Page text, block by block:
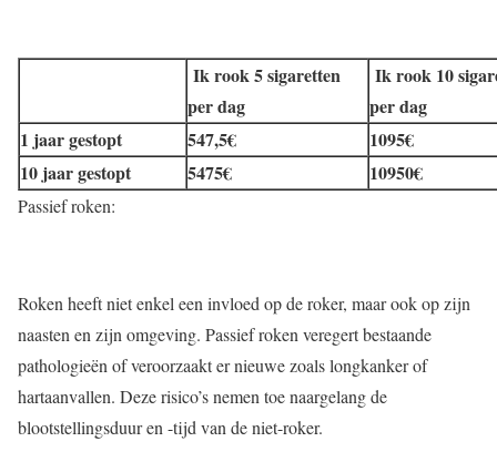
Ik rook 5 sigaretten
per dag
Ik rook 10
per dag
1 jaar gestopt
547,5€
1095€
10 jaar gestopt
5475€ 10950€
Passief roken:
Roken heeft niet enkel een invloed op de roker, maar ook op zijn
naasten en zijn omgeving. Passief roken veregert bestaande
pathologieën of veroorzaakt er nieuwe zoals longkanker of
hartaanvallen. Deze risico’s nemen toe naargelang de
blootstellingsduur en -tijd van de niet-roker.